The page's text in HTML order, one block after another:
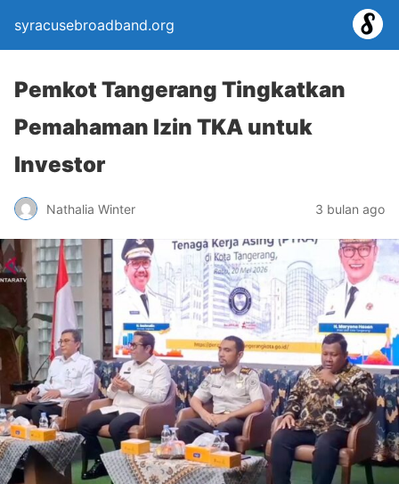
syracusebroadband.org
Pemkot Tangerang Tingkatkan
Pemahaman Izin TKA untuk
Investor
Nathalia Winter 3 bulan ago